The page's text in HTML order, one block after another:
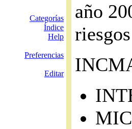
Categorías
Índice
Help
Preferencias
Editar
año
riesgos